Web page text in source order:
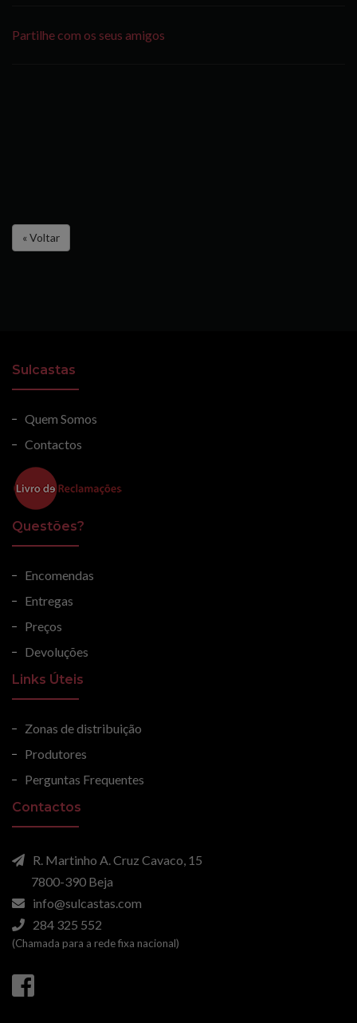
Partilhe com os seus amigos
« Voltar
Sulcastas
Quem Somos
Contactos
Questões?
Encomendas
Entregas
Preços
Devoluções
Links Úteis
Zonas de distribuição
Produtores
Perguntas Frequentes
Contactos
R. Martinho A. Cruz Cavaco, 15
7800-390 Beja
info@sulcastas.com
284 325 552
(Chamada para a rede fixa nacional)